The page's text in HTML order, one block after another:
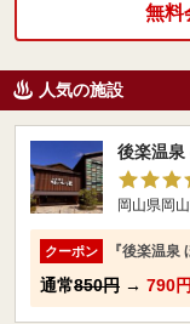
無料
人気の施設
後楽温泉
岡山県岡
クーポン 『後楽温泉
通常850円 → 790